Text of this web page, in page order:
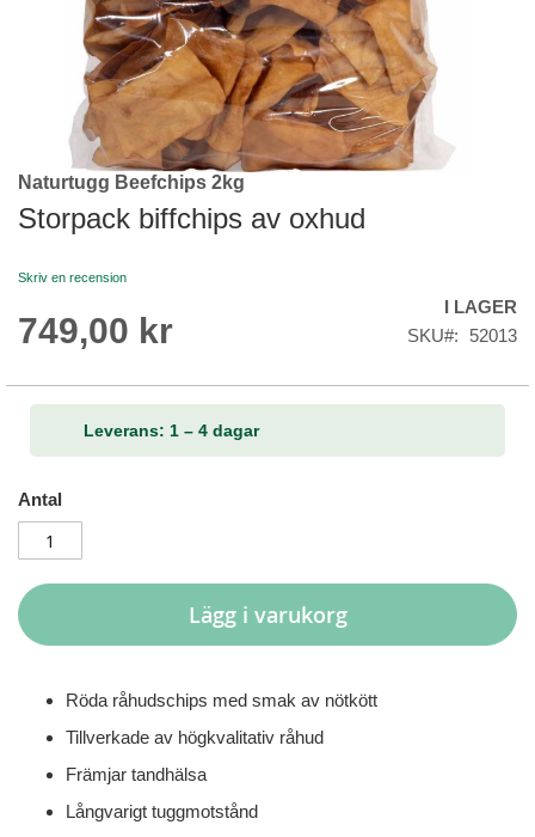
Skip
to
the
of
images
Naturtugg Beefchips 2kg
Storpack biffchips av oxhud
Skriv en recension
749,00 kr
I LAGER
SKU
52013
Leverans: 1 – 4 dagar
Antal
Lägg i varukorg
Röda råhudschips med smak av nötkött
Tillverkade av högkvalitativ råhud
Främjar tandhälsa
Långvarigt tuggmotstånd